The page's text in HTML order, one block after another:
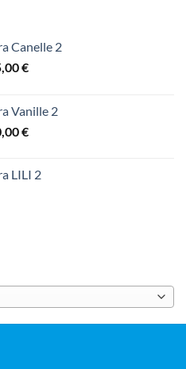
13.999,00 €
Canelle 2
€Rango
desde
5.100,00 €
Vanille 2
€Rango
desde
LILI 2